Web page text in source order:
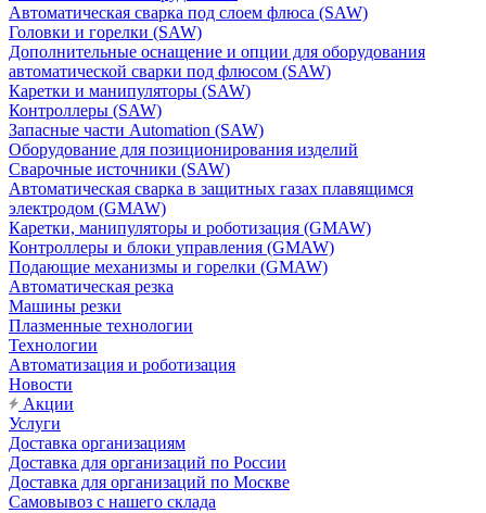
Автоматическая сварка под слоем флюса (SAW)
Головки и горелки (SAW)
Дополнительные оснащение и опции для оборудования
автоматической сварки под флюсом (SAW)
Каретки и манипуляторы (SAW)
Контроллеры (SAW)
Запасные части Automation (SAW)
Оборудование для позиционирования изделий
Сварочные источники (SAW)
Автоматическая сварка в защитных газах плавящимся
электродом (GMAW)
Каретки, манипуляторы и роботизация (GMAW)
Контроллеры и блоки управления (GMAW)
Подающие механизмы и горелки (GMAW)
Автоматическая резка
Машины резки
Плазменные технологии
Технологии
Автоматизация и роботизация
Новости
Акции
Услуги
Доставка организациям
Доставка для организаций по России
Доставка для организаций по Москве
Самовывоз с нашего склада